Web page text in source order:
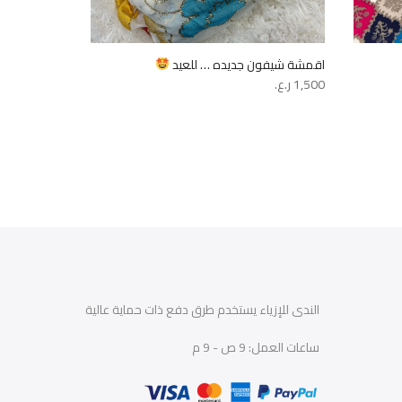
اقمشة شيفون جديده … للعيد
1,500ر.ع.
الندى للإزياء يستخدم طرق دفع ذات حماية عالية
ساعات العمل: 9 ص - 9 م